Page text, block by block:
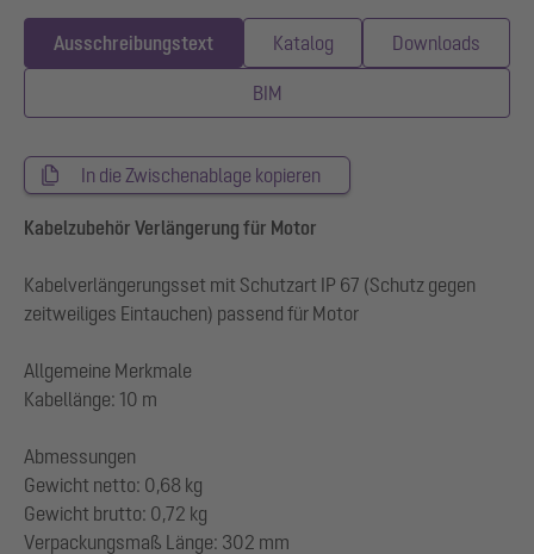
Ausschreibungstext Katalog Downloads
BIM
In die Zwischenablage kopieren
Kabelzubehör Verlängerung für Motor
Kabelverlängerungsset mit Schutzart IP 67 (Schutz gegen
zeitweiliges Eintauchen) passend für Motor
Allgemeine Merkmale
Kabellänge: 10 m
Abmessungen
Gewicht netto: 0,68 kg
Gewicht brutto: 0,72 kg
Verpackungsmaß Länge: 302 mm